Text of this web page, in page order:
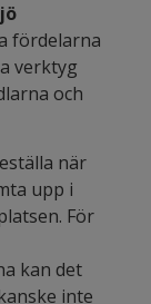
fördelarna
verktyg
och
när
upp i
För
kan det
inte